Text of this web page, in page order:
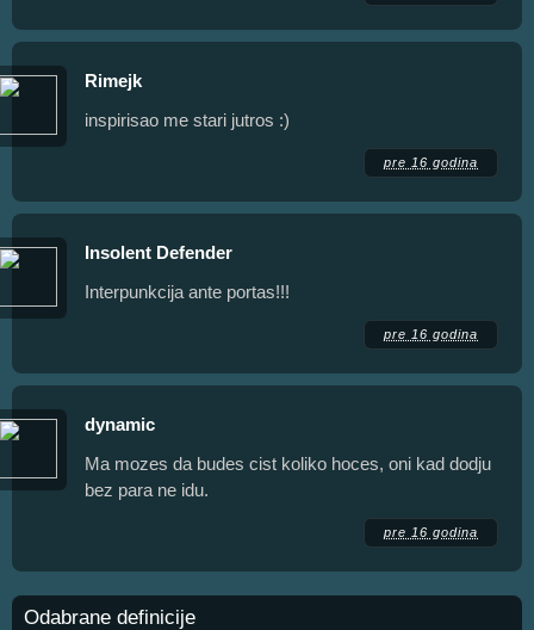
Rimejk
inspirisao me stari jutros :)
pre 16 godina
Insolent Defender
Interpunkcija ante portas!!!
pre 16 godina
dynamic
Ma mozes da budes cist koliko hoces, oni kad dodju
bez para ne idu.
pre 16 godina
Odabrane definicije